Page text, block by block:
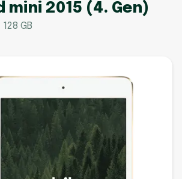
mini 2015 (4. Gen)
GB